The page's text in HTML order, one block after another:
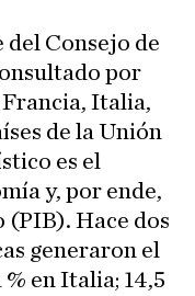
del Consejo de
por
Italia,
de la Unión
es el
y, por ende,
Hace dos
generaron el
% en Italia; 14,5